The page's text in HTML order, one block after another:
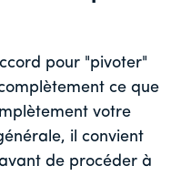
pour "pivoter"
ce que
votre
il convient
de procéder à